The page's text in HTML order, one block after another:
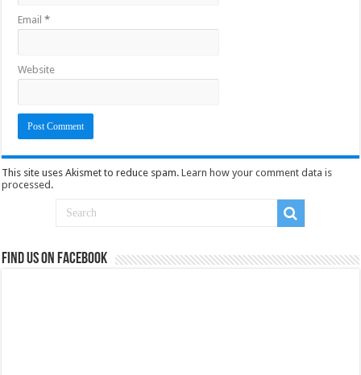
Email*
Website
This site uses Akismet to reduce spam.Learn how your comment data is
processed .
Find us on Facebook